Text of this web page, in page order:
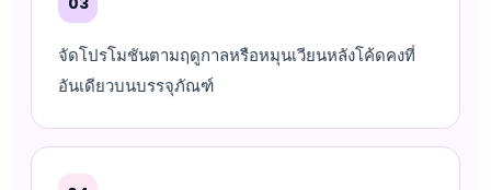
จัดโปรโมชันตามฤดูกาลหรือหมุนเวียนหลังโค้ดคงที่
อันเดียวบนบรรจุภัณฑ์